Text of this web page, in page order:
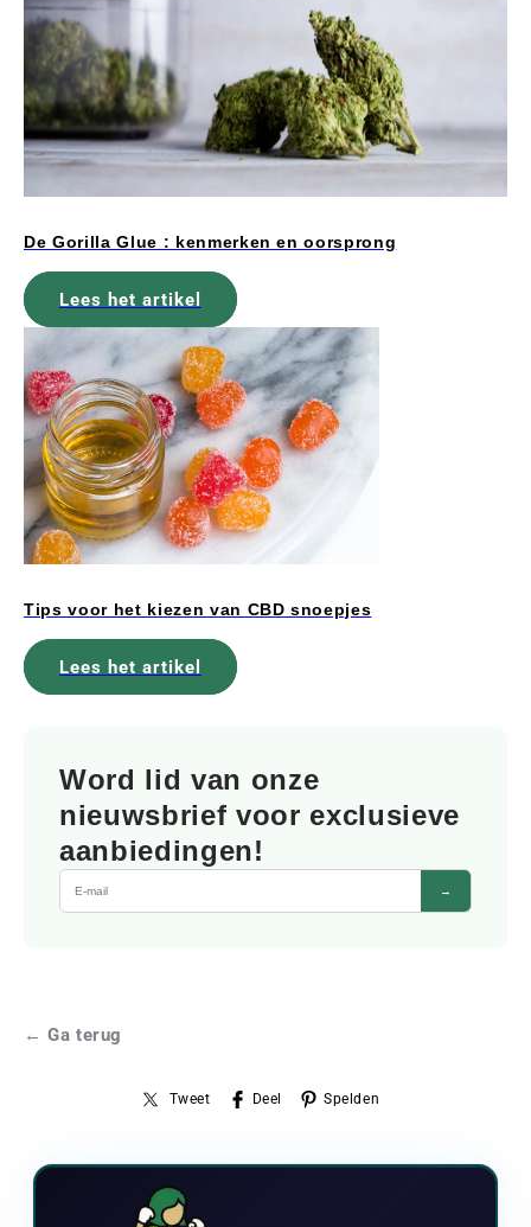
De Gorilla Glue : kenmerken en oorsprong
Lees het artikel
Tips voor het kiezen van CBD snoepjes
Lees het artikel
Word lid van onze
nieuwsbrief voor exclusieve
aanbiedingen!
→
← Ga terug
Tweet Deel Spelden